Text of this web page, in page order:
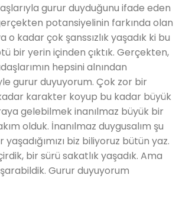
gurur duyduğunu ifade eden
potansiyelinin farkında olan
o kadar çok şanssızlık yaşadık ki bu
bir yerin içinden çıktık. Gerçekten,
hepsini alnından
gurur duyuyorum. Çok zor bir
karakter koyup bu kadar büyük
gelebilmek inanılmaz büyük bir
olduk. İnanılmaz duygusalım şu
biz biliyoruz bütün yaz.
bir sürü sakatlık yaşadık. Ama
Gurur duyuyorum